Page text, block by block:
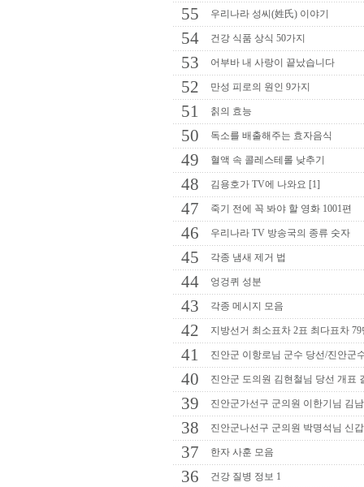
55 우리나라 성씨(姓氏) 이야기
54 건강 식품 상식 50가지
53 어부바 내 사랑이 끝났습니다
52 만성 피로의 원인 9가지
51 칡의 효능
50 독소를 배출해주는 효자음식
49 혈액 속 콜레스테롤 낮추기
48 김용호가 TV에 나와요 [1]
47 죽기 전에 꼭 봐야 할 영화 1001편
46 우리나라 TV 방송국의 종류 숫자
45 각종 냄새 제거 법
44 엉겅퀴 성분
43 각종 메시지 모음
42 지방선거 최소표차 2표 최다표차 79
41 진안군 이항로님 군수 당선/진안군
40 진안군 도의원 김현철님 당선 개표
39 진안군가선구 군의원 이한기님 김
38 진안군나선구 군의원 박명석님 신
37 한자 사훈 모음
36 건강 질병 정보 1